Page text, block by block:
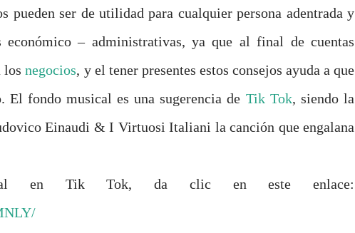
pueden ser de utilidad para cualquier persona adentrada y
económico – administrativas, ya que al final de cuentas
losnegocios, y el tener presentes estos consejos ayuda a que
El fondo musical es una sugerencia de Tik Tok, siendo la
Einaudi & I Virtuosi Italiani la canción que engalana
en Tik Tok, da clic en este enlace: